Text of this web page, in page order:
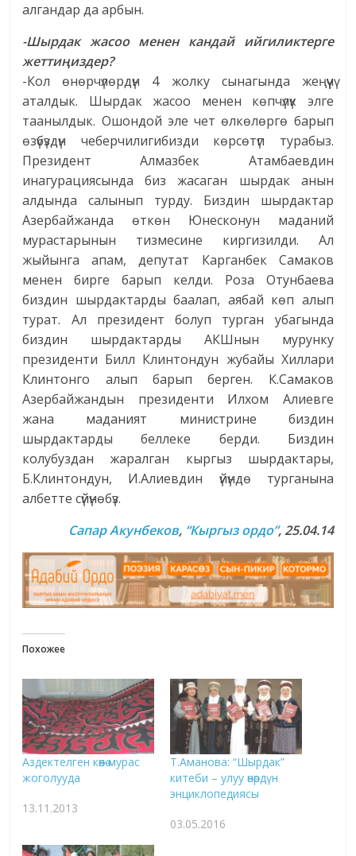
алгандар да арбын.
-Шырдак жасоо менен кандай ийгиликтерге
жеттиңиздер?
-Кол өнөрчүлөрдүн 4 жолку сынагында жеңүүчү
аталдык. Шырдак жасоо менен көпчүлүк элге
таанылдык. Ошондой эле чет өлкөлөргө барып
өзүбүздүн чеберчилигибизди көрсөтүп турабыз.
Президент Алмазбек Атамбаевдин
инагурациясында биз жасаган шырдак анын
алдында салынып турду. Биздин шырдактар
Азербайжанда өткөн Юнесконун маданий
мурастарынын тизмесине киргизилди. Ал
жыйынга апам, депутат Карганбек Самаков
менен бирге барып келди. Роза Отунбаева
биздин шырдактарды баалап, аябай көп алып
турат. Ал президент болуп турган убагында
биздин шырдактарды АКШнын мурунку
президенти Билл Клинтондун жубайы Хиллари
Клинтонго алып барып берген. К.Самаков
Азербайжандын президенти Илхом Алиевге
жана маданият министрине биздин
шырдактарды беллеке берди. Биздин
колубуздан жаралган кыргыз шырдактары,
Б.Клинтондун, И.Алиевдин үйүндө турганына
албетте сүйүнөбүз.
Сапар Акунбеков, “Кыргыз ордо”, 25.04.14
Похожее
Аздектелген көөнө мурас
жоголууда
13.11.2013
Т.Аманова: “Шырдак”
китеби – улуу өнөрдүн
энциклопедиясы
03.05.2016